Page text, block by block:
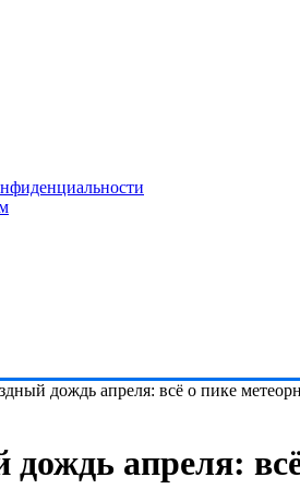
дождь апреля: всё о пике
дождь апреля: